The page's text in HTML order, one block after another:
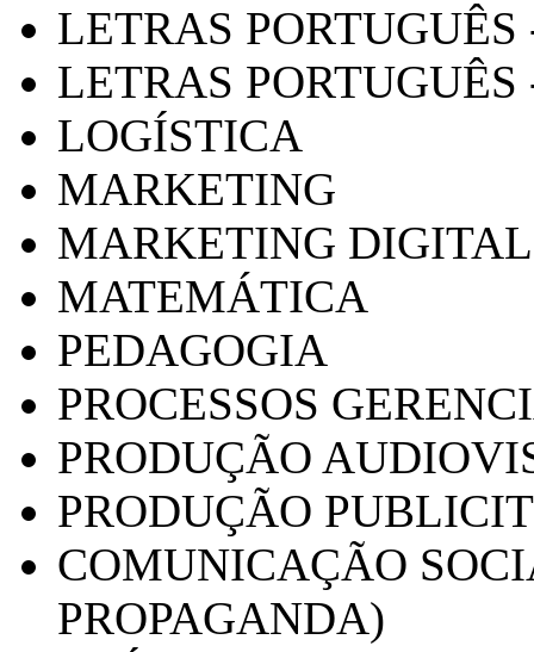
LETRAS
LETRAS PORTUGUÊS
LOGÍSTICA
MARKETING
MARKETING DIGITAL
MATEMÁTICA
PEDAGOGIA
PROCESSOS
PRODUÇÃO
PRODUÇÃO
COMUNICAÇÃO
PROPAGANDA)